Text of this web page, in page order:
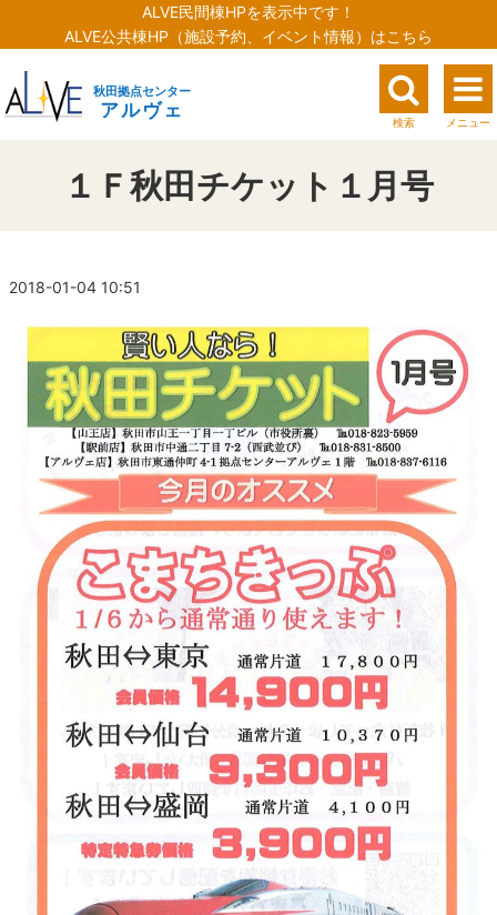
ALVE民間棟HPを表示中です！
ALVE公共棟HP（施設予約、イベント情報）はこちら
秋田拠点センター
アルヴェ
検索 メニュー
１Ｆ秋田チケット１月号
2018-01-04 10:51